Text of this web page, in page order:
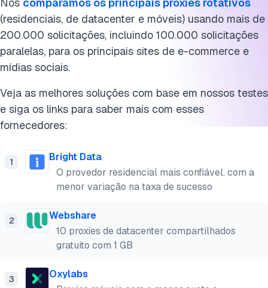
(residenciais, de datacenter e móveis) usando mais de
200.000 solicitações, incluindo 100.000 solicitações
paralelas, para os principais sites de e-commerce e
mídias sociais.
Veja as melhores soluções com base em nossos testes
e siga os links para saber mais com esses
fornecedores:
1
Bright Data
O provedor residencial mais confiável, com a
menor variação na taxa de sucesso
2
Webshare
10 proxies de datacenter compartilhados
gratuito com 1 GB
3
Oxylabs